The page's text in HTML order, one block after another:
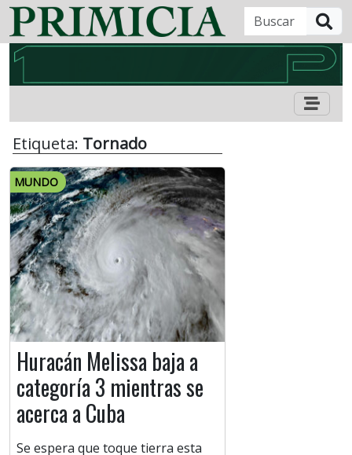
Etiqueta: Tornado
MUNDO
Huracán Melissa baja a
categoría 3 mientras se
acerca a Cuba
Se espera que toque tierra esta